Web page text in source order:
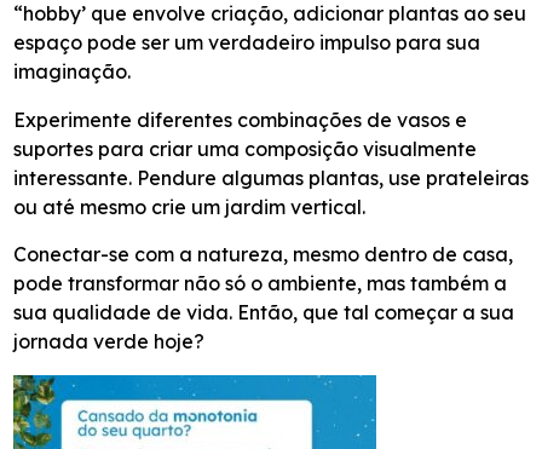
“hobby’ que envolve criação, adicionar plantas ao seu
espaço pode ser um verdadeiro impulso para sua
imaginação.
Experimente diferentes combinações de vasos e
suportes para criar uma composição visualmente
interessante. Pendure algumas plantas, use prateleiras
ou até mesmo crie um jardim vertical.
Conectar-se com a natureza, mesmo dentro de casa,
pode transformar não só o ambiente, mas também a
sua qualidade de vida. Então, que tal começar a sua
jornada verde hoje?